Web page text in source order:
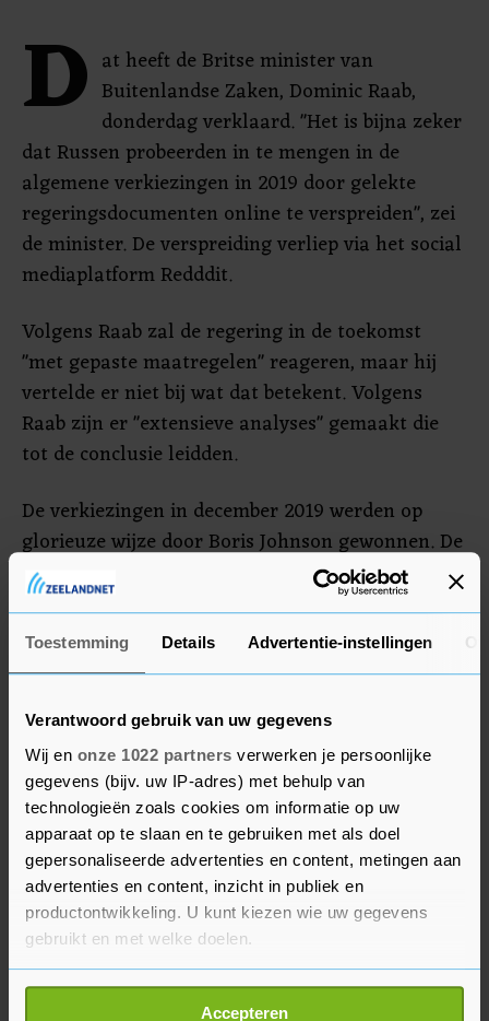
Toestemming Details Advertentie-instellingen
Verantwoord gebruik van uw gegevens
Wij en onze 1022 partners verwerken je persoonlijke
gegevens (bijv. uw IP-adres) met behulp van
technologieën zoals cookies om informatie op uw
apparaat op te slaan en te gebruiken met als doel
gepersonaliseerde advertenties en content, metingen aan
advertenties en content, inzicht in publiek en
productontwikkeling. U kunt kiezen wie uw gegevens
gebruikt en met welke doelen.
Als u het toestaat, willen we ook graag:
Accepteren
D at heeft de Britse minister van
Buitenlandse Zaken, Dominic Raab,
donderdag verklaard. "Het is bijna zeker
dat Russen probeerden in te mengen in de
algemene verkiezingen in 2019 door gelekte
regeringsdocumenten online te verspreiden", zei
de minister. De verspreiding verliep via het social
mediaplatform Redddit.
Volgens Raab zal de regering in de toekomst
"met gepaste maatregelen" reageren, maar hij
vertelde er niet bij wat dat betekent. Volgens
Raab zijn er "extensieve analyses" gemaakt die
tot de conclusie leidden.
De verkiezingen in december 2019 werden op
glorieuze wijze door Boris Johnson gewonnen. De
overwinning maakte het voor hem mogelijk om
zijn land uit de EU te laten vertrekken, zijn
belangrijkste verkiezingsbelofte.